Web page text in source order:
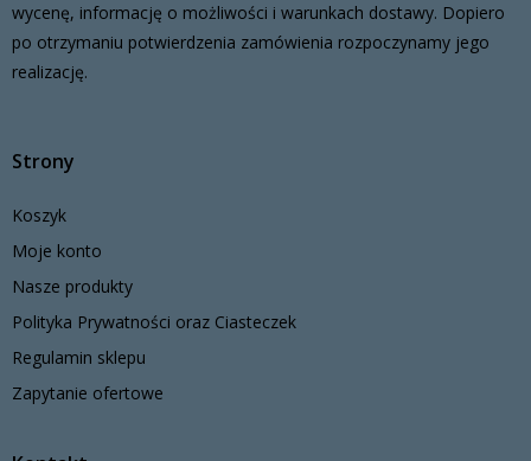
wycenę, informację o możliwości i warunkach dostawy. Dopiero
po otrzymaniu potwierdzenia zamówienia rozpoczynamy jego
realizację.
Strony
Koszyk
Moje konto
Nasze produkty
Polityka Prywatności oraz Ciasteczek
Regulamin sklepu
Zapytanie ofertowe